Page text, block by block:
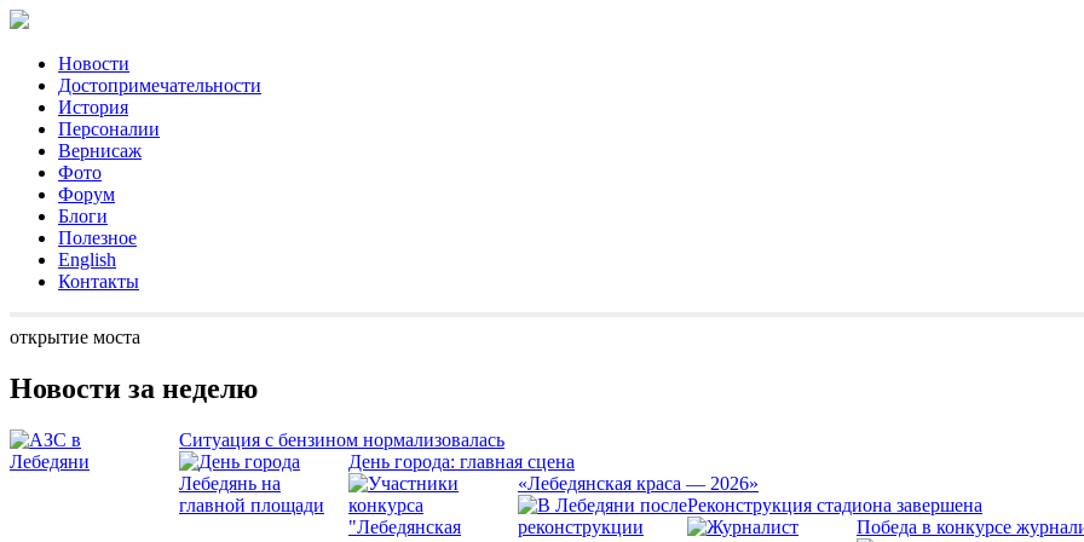
Новости
Достопримечательности
История
Персоналии
Вернисаж
Фото
Форум
Блоги
Полезное
English
Контакты
открытие моста
Новости за неделю
Ситуация с бензином нормализовалась
День города: главная сцена
«Лебедянская краса — 2026»
Реконструкция стадиона завершена
Победа в конкурсе